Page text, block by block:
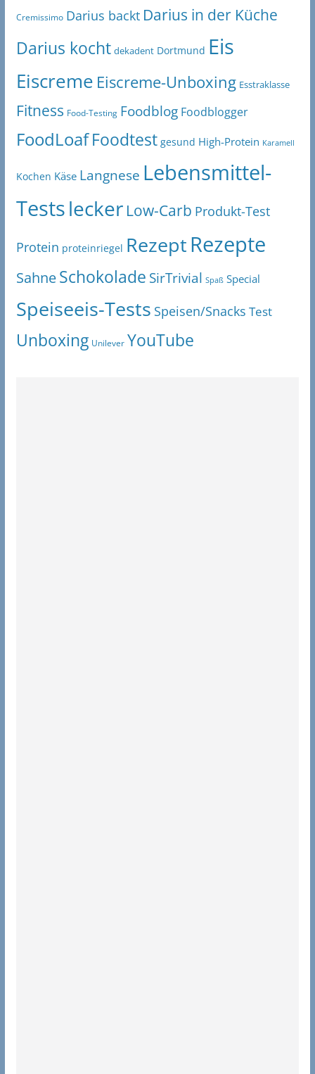
Cremissimo Darius backt Darius in der Küche
Darius kocht dekadent Dortmund Eis
Eiscreme Eiscreme-Unboxing Esstraklasse
Fitness Food-Testing Foodblog Foodblogger
FoodLoaf Foodtest gesund High-Protein Karamell
Kochen Käse Langnese Lebensmittel-
Testslecker Low-Carb Produkt-Test
Protein proteinriegel RezeptRezepte
SahneSchokolade SirTrivial Spaß Special
Speiseeis-Tests Speisen/Snacks Test
Unboxing Unilever YouTube